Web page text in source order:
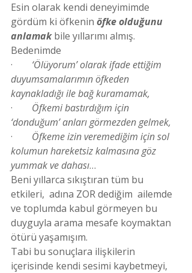
Esin olarak kendi deneyimimde
gördüm ki öfkenin öfke olduğunu
anlamak bile yıllarımı almış.
Bedenimde
· ‘Ölüyorum’ olarak ifade ettiğim
duyumsamalarımın öfkeden
kaynakladığı ile bağ kuramamak,
· Öfkemi bastırdığım için
‘donduğum’ anları görmezden gelmek,
· Öfkeme izin veremediğim için sol
kolumun hareketsiz kalmasına göz
yummak ve dahası…
Beni yıllarca sıkıştıran tüm bu
etkileri,  adına ZOR dediğim  ailemde
ve toplumda kabul görmeyen bu
duyguyla arama mesafe koymaktan
ötürü yaşamışım.
Tabi bu sonuçlara ilişkilerin
içerisinde kendi sesimi kaybetmeyi,